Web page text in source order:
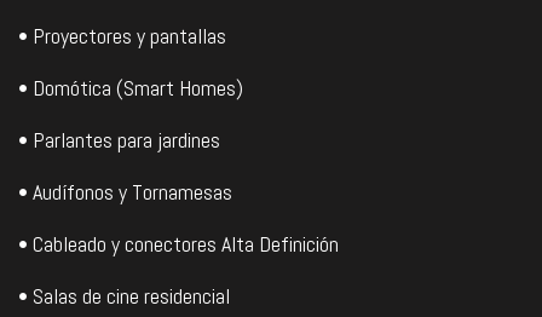
• Proyectores y pantallas
• Domótica (Smart Homes)
• Parlantes para jardines
• Audífonos y Tornamesas
• Cableado y conectores Alta Definición
• Salas de cine residencial